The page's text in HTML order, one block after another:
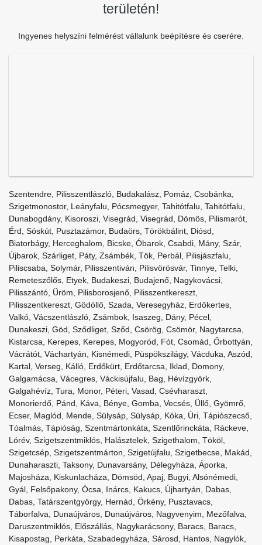
területén!
Ingyenes helyszíni felmérést vállalunk beépítésre és cserére.
Szentendre, Pilisszentlászló, Budakalász, Pomáz, Csobánka,
Szigetmonostor, Leányfalu, Pócsmegyer, Tahitótfalu, Tahitótfalu,
Dunabogdány, Kisoroszi, Visegrád, Visegrád, Dömös, Pilismarót,
Érd, Sóskút, Pusztazámor, Budaörs, Törökbálint, Diósd,
Biatorbágy, Herceghalom, Bicske, Óbarok, Csabdi, Mány, Szár,
Újbarok, Szárliget, Páty, Zsámbék, Tök, Perbál, Pilisjászfalu,
Piliscsaba, Solymár, Pilisszentiván, Pilisvörösvár, Tinnye, Telki,
Remeteszőlős, Etyek, Budakeszi, Budajenő, Nagykovácsi,
Pilisszántó, Üröm, Pilisborosjenő, Pilisszentkereszt,
Pilisszentkereszt, Gödöllő, Szada, Veresegyház, Erdőkertes,
Valkó, Vácszentlászló, Zsámbok, Isaszeg, Dány, Pécel,
Dunakeszi, Göd, Sződliget, Sződ, Csörög, Csömör, Nagytarcsa,
Kistarcsa, Kerepes, Kerepes, Mogyoród, Fót, Csomád, Őrbottyán,
Vácrátót, Váchartyán, Kisnémedi, Püspökszilágy, Vácduka, Aszód,
Kartal, Verseg, Kálló, Erdőkürt, Erdőtarcsa, Iklad, Domony,
Galgamácsa, Vácegres, Váckisújfalu, Bag, Hévízgyörk,
Galgahévíz, Tura, Monor, Péteri, Vasad, Csévharaszt,
Monorierdő, Pánd, Káva, Bénye, Gomba, Vecsés, Üllő, Gyömrő,
Ecser, Maglód, Mende, Sülysáp, Sülysáp, Kóka, Úri, Tápiószecső,
Tóalmás, Tápióság, Szentmártonkáta, Szentlőrinckáta, Ráckeve,
Lórév, Szigetszentmiklós, Halásztelek, Szigethalom, Tököl,
Szigetcsép, Szigetszentmárton, Szigetújfalu, Szigetbecse, Makád,
Dunaharaszti, Taksony, Dunavarsány, Délegyháza, Áporka,
Majosháza, Kiskunlacháza, Dömsöd, Apaj, Bugyi, Alsónémedi,
Gyál, Felsőpakony, Ócsa, Inárcs, Kakucs, Újhartyán, Dabas,
Dabas, Tatárszentgyörgy, Hernád, Örkény, Pusztavacs,
Táborfalva, Dunaújváros, Dunaújváros, Nagyvenyim, Mezőfalva,
Daruszentmiklós, Előszállás, Nagykarácsony, Baracs, Baracs,
Kisapostag, Perkáta, Szabadegyháza, Sárosd, Hantos, Nagylók,